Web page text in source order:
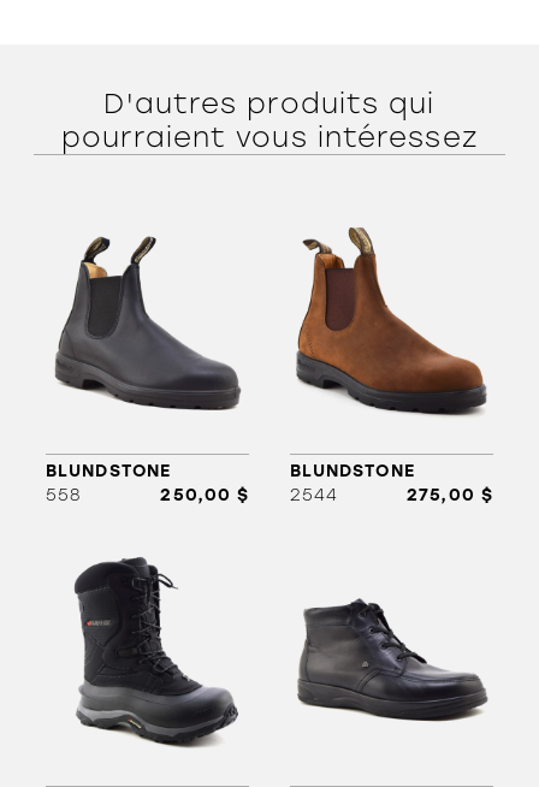
D'autres produits qui
pourraient vous intéressez
BLUNDSTONE
558
250,00 $
BLUNDSTONE
2544
275,00 $